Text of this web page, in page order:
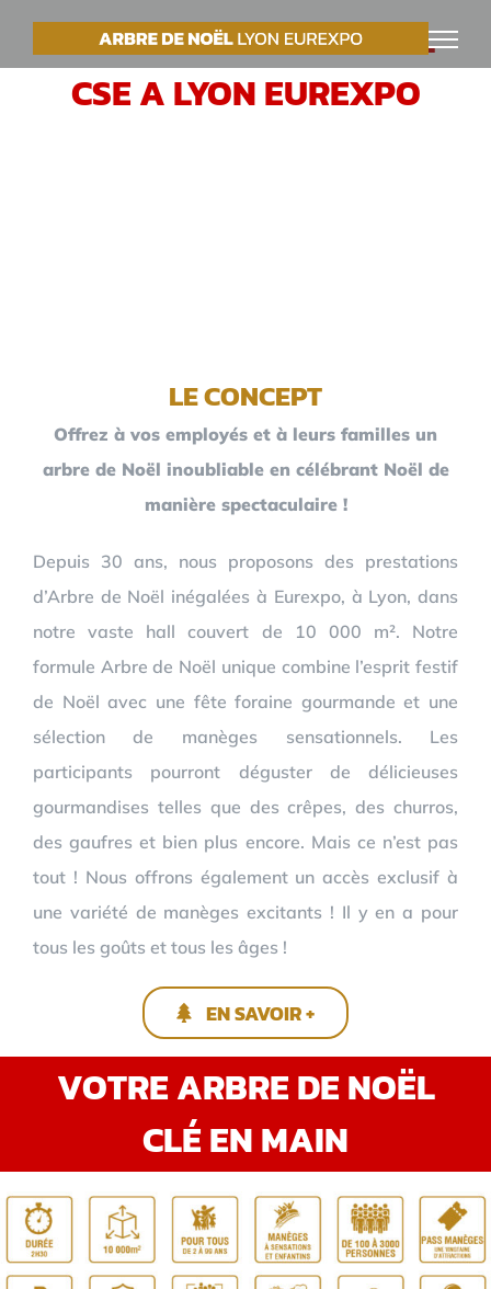
PasserVOTRE ARBRE DE NOËL
CSE A LYON EUREXPO
LE CONCEPT
Offrez à vos employés et à leurs familles un
arbre de Noël inoubliable en célébrant Noël de
manière spectaculaire !
Depuis 30 ans, nous proposons des prestations
d’Arbre de Noël inégalées à Eurexpo, à Lyon, dans
notre vaste hall couvert de 10 000 m². Notre
formule Arbre de Noël unique combine l’esprit festif
de Noël avec une fête foraine gourmande et une
sélection de manèges sensationnels. Les
participants pourront déguster de délicieuses
gourmandises telles que des crêpes, des churros,
des gaufres et bien plus encore. Mais ce n’est pas
tout ! Nous offrons également un accès exclusif à
une variété de manèges excitants ! Il y en a pour
tous les goûts et tous les âges !
EN SAVOIR +
VOTRE ARBRE DE NOËL
CLÉ EN MAIN